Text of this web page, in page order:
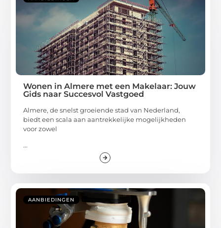
Wonen in Almere met een Makelaar: Jouw
Gids naar Succesvol Vastgoed
Almere, de snelst groeiende stad van Nederland,
biedt een scala aan aantrekkelijke mogelijkheden
voor zowel
...
AANBIEDINGEN